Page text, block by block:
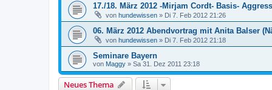
17./18. März 2012 -Mirjam Cordt- Basis-
von hundewissen » Di 7. Feb 2012 21:26
06. März 2012 Abendvortrag mit Anita Balser
von hundewissen » Di 7. Feb 2012 21:18
Seminare Bayern
von Maggy » Sa 31. Dez 2011 23:18
Neues Thema